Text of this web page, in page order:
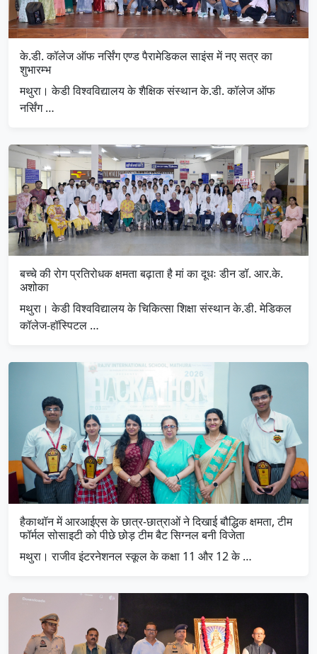
के.डी. कॉलेज ऑफ नर्सिंग एण्ड पैरामेडिकल साइंस में नए सत्र का
शुभारम्भ
मथुरा। केडी विश्वविद्यालय के शैक्षिक संस्थान के.डी. कॉलेज ऑफ
नर्सिंग …
बच्चे की रोग प्रतिरोधक क्षमता बढ़ाता है मां का दूधः डीन डॉ. आर.के.
अशोका
मथुरा। केडी विश्वविद्यालय के चिकित्सा शिक्षा संस्थान के.डी. मेडिकल
कॉलेज-हॉस्पिटल …
हैकाथॉन में आरआईएस के छात्र-छात्राओं ने दिखाई बौद्धिक क्षमता, टीम
फॉर्मल सोसाइटी को पीछे छोड़ टीम बैट सिग्नल बनी विजेता
मथुरा। राजीव इंटरनेशनल स्कूल के कक्षा 11 और 12 के …